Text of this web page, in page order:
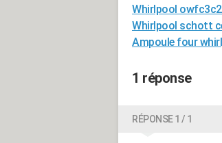
Whirlpool
Whirlpool schott
Ampoule four
1 réponse
RÉPONSE 1 / 1